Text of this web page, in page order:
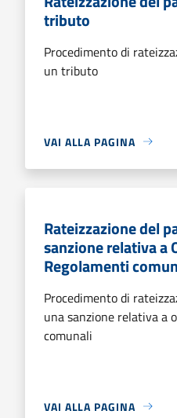
tributo
Procedimento di
un tributo
VAI ALLA PAGINA
Rateizzazione del
sanzione relativa a
Regolamenti
Procedimento di
una sanzione relativa a
comunali
VAI ALLA PAGINA